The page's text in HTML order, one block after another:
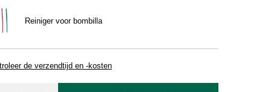
Reiniger voor bombilla
de verzendtijd en -kosten